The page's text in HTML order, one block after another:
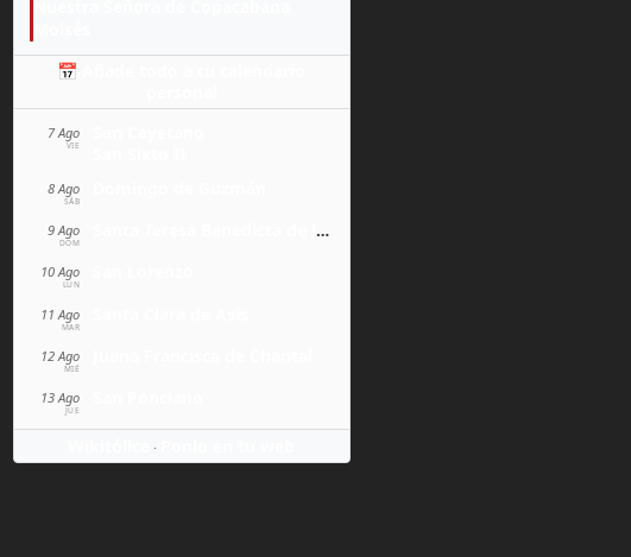
📅 Añade todo a tu calendario
7 Ago
VIE
8 Ago
SÁB
9 Ago
DOM
Santa Teresa Benedicta de la Cruz
10 Ago
LUN
11 Ago
MAR
12 Ago
MIÉ
13 Ago
JUE
·